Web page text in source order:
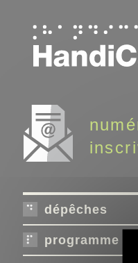
dépêches
programme